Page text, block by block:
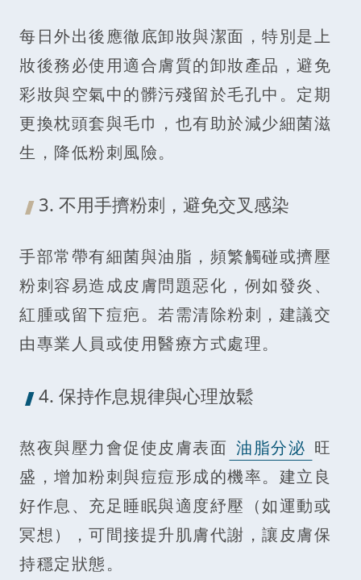
每日外出後應徹底卸妝與潔面，特別是上
妝後務必使用適合膚質的卸妝產品，避免
彩妝與空氣中的髒污殘留於毛孔中。定期
更換枕頭套與毛巾，也有助於減少細菌滋
生，降低粉刺風險。
3. 不用手擠粉刺，避免交叉感染
手部常帶有細菌與油脂，頻繁觸碰或擠壓
粉刺容易造成皮膚問題惡化，例如發炎、
紅腫或留下痘疤。若需清除粉刺，建議交
由專業人員或使用醫療方式處理。
4. 保持作息規律與心理放鬆
熬夜與壓力會促使皮膚表面 油脂分泌 旺
盛，增加粉刺與痘痘形成的機率。建立良
好作息、充足睡眠與適度紓壓（如運動或
冥想），可間接提升肌膚代謝，讓皮膚保
持穩定狀態。